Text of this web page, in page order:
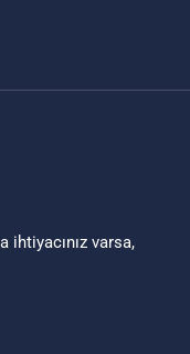
ihtiyacınız varsa,